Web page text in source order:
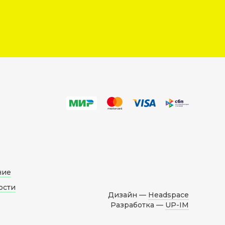
Дизайн — Headspace
Разработка — UP-IM